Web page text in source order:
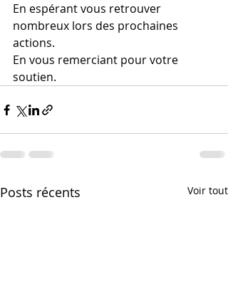
En espérant vous retrouver
nombreux lors des prochaines
actions.
En vous remerciant pour votre
soutien.
Posts récents Voir tout